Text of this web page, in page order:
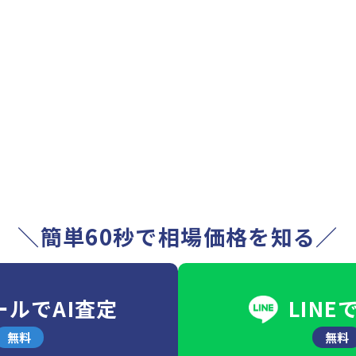
＼簡単60秒で相場価格を知る／
ルでAI査定
無料
LINE
無料